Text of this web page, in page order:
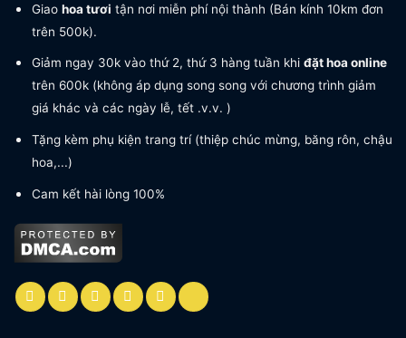
Giao hoa tươi tận nơi miễn phí nội thành (Bán kính 10km đơn
trên 500k).
Giảm ngay 30k vào thứ 2, thứ 3 hàng tuần khi đặt hoa online
trên 600k (không áp dụng song song với chương trình giảm
giá khác và các ngày lễ, tết .v.v. )
Tặng kèm phụ kiện trang trí (thiệp chúc mừng, băng rôn, chậu
hoa,...)
Cam kết hài lòng 100%